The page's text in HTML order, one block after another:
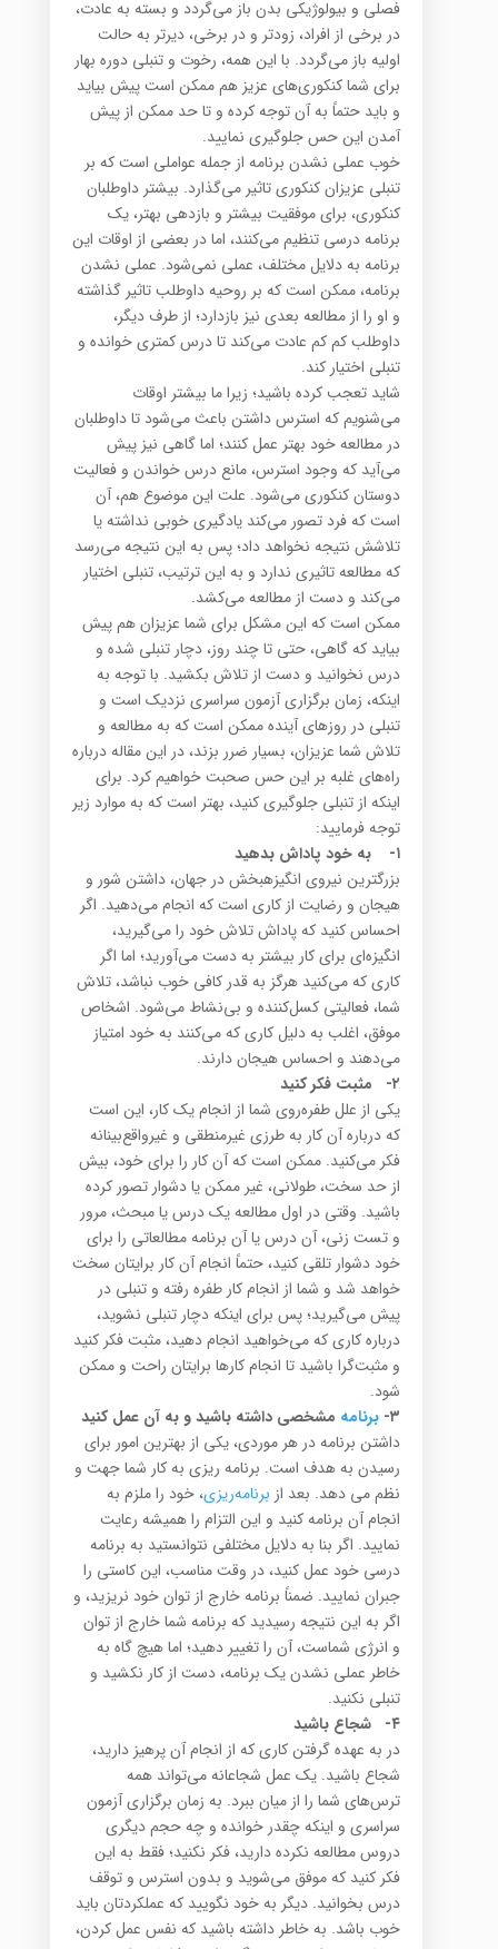
فصلی و بیولوژیکی بدن باز می‌گردد و بسته به عادت،
در برخی از افراد، زودتر و در برخی، دیرتر به حالت
اولیه باز می‌گردد. با این همه، رخوت و تنبلی دوره بهار
برای شما کنکوری‌های عزیز هم ممکن است پیش بیاید
و باید حتماً به آن توجه کرده و تا حد ممکن از پیش
آمدن این حس جلوگیری نمایید.
خوب عملی نشدن برنامه از جمله عواملی است که بر
تنبلی عزیزان کنکوری تاثیر می‌گذارد. بیشتر داوطلبان
کنکوری، برای موفقیت بیشتر و بازدهی بهتر، یک
برنامه درسی تنظیم می‌کنند، اما در بعضی از اوقات این
برنامه به دلایل مختلف، عملی نمی‌شود. عملی نشدن
برنامه، ممکن است که بر روحیه داوطلب تاثیر گذاشته
و او را از مطالعه بعدی نیز بازدارد؛ از طرف دیگر،
داوطلب کم کم عادت می‌کند تا درس کمتری خوانده و
تنبلی اختیار کند.
شاید تعجب کرده باشید؛ زیرا ما بیشتر اوقات
می‌شنویم که استرس داشتن باعث می‌شود تا داوطلبان
در مطالعه خود بهتر عمل کنند؛ اما گاهی نیز پیش
می‌آید که وجود استرس، مانع درس خواندن و فعالیت
دوستان کنکوری می‌شود. علت این موضوع هم، آن
است که فرد تصور می‌کند یادگیری خوبی نداشته یا
تلاشش نتیجه نخواهد داد؛ پس به این نتیجه می‌رسد
که مطالعه تاثیری ندارد و به این ترتیب، تنبلی اختیار
می‌کند و دست از مطالعه می‌کشد.
ممکن است که این مشکل برای شما عزیزان هم پیش
بیاید که گاهی، حتی تا چند روز، دچار تنبلی شده و
درس نخوانید و دست از تلاش بکشید. با توجه به
اینکه، زمان برگزاری آزمون سراسری نزدیک است و
تنبلی در روزهای آینده ممکن است که به مطالعه و
تلاش شما عزیزان، بسیار ضرر بزند، در این مقاله درباره
راه‌های غلبه بر این حس صحبت خواهیم کرد. برای
اینکه از تنبلی جلوگیری کنید، بهتر است که به موارد زیر
توجه فرمایید:
۱-
به خود پاداش بدهید
بزرگترین نیروی انگیزه­بخش در جهان، داشتن شور و
هیجان و رضایت از کاری است که انجام می‌دهید. اگر
احساس کنید که پاداش تلاش خود را می‌گیرید،
انگیزه‌ای برای کار بیشتر به دست می‌آورید؛ اما اگر
کاری که می‌کنید هرگز به قدر کافی خوب نباشد، تلاش
شما، فعالیتی کسل‌کننده و بی‌نشاط می‌شود. اشخاص
موفق، اغلب به دلیل کاری که می‌کنند به خود امتیاز
می‌دهند و احساس هیجان دارند.
۲-
مثبت فکر کنید
یکی از علل طفره‌روی شما از انجام یک کار، این است
که درباره آن کار به طرزی غیرمنطقی و غیرواقع‌بینانه
فکر می‌کنید. ممکن است که آن کار را برای خود، بیش
از حد سخت، طولانی، غیر ممکن یا دشوار تصور کرده
باشید. وقتی در اول مطالعه یک درس یا مبحث، مرور
و تست زنی، آن درس یا آن برنامه مطالعاتی را برای
خود دشوار تلقی کنید، حتماً انجام آن کار برایتان سخت
خواهد شد و شما از انجام کار طفره رفته و تنبلی در
پیش می‌گیرید؛ پس برای اینکه دچار تنبلی نشوید،
درباره کاری که می‌خواهید انجام دهید، مثبت فکر کنید
و مثبت‌گرا باشید تا انجام کارها برایتان راحت و ممکن
شود.
۳- برنامه مشخصی داشته باشید و به آن عمل کنید
داشتن برنامه در هر موردی، یکی از بهترین امور برای
رسیدن به هدف است. برنامه ریزی به کار شما جهت و
نظم می دهد. بعد از برنامه‌ریزی، خود را ملزم به
انجام آن برنامه کنید و این التزام را همیشه رعایت
نمایید. اگر بنا به دلایل مختلفی نتوانستید به برنامه
درسی خود عمل کنید، در وقت مناسب، این کاستی را
جبران نمایید. ضمناً برنامه خارج از توان خود نریزید، و
اگر به این نتیجه رسیدید که برنامه شما خارج از توان
و انرژی شماست، آن را تغییر دهید؛ اما هیچ گاه به
خاطر عملی نشدن یک برنامه، دست از کار نکشید و
تنبلی نکنید.
۴-
شجاع باشید
در به عهده گرفتن کاری که از انجام آن پرهیز دارید،
شجاع باشید. یک عمل شجاعانه می‌تواند همه
ترس‌های شما را از میان ببرد. به زمان برگزاری آزمون
سراسری و اینکه چقدر خوانده و چه حجم دیگری
دروس مطالعه نکرده دارید، فکر نکنید؛ فقط به این
فکر کنید که موفق می‌شوید و بدون استرس و توقف
درس بخوانید. دیگر به خود نگویید که عملکردتان باید
خوب باشد. به خاطر داشته باشید که نفس عمل کردن،